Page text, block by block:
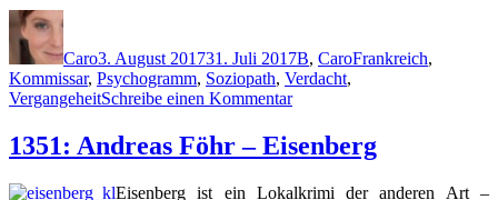
Autor
Caro3. August 201731. Juli 2017B, CaroFrankreich,
Kommissar, Psychogramm, Soziopath, Verdacht,
VergangeheitSchreibe einen Kommentarzu
Graeme
Macrae
1351: Andreas Föhr – Eisenberg
Eisenberg ist ein Lokalkrimi der anderen Art –